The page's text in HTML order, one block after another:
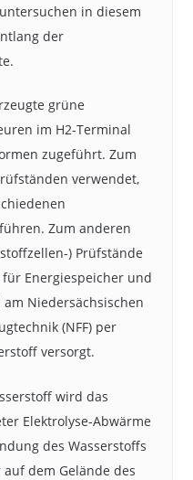
in diesem
der
grüne
im H2-Terminal
zugeführt. Zum
verwendet,
Zum anderen
) Prüfstände
Energiespeicher und
am Niedersächsischen
(NFF) per
versorgt.
wird das
Elektrolyse-Abwärme
des Wasserstoffs
dem Gelände des